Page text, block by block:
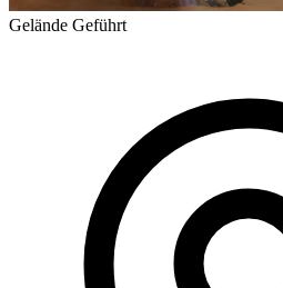
Gelände Geführt